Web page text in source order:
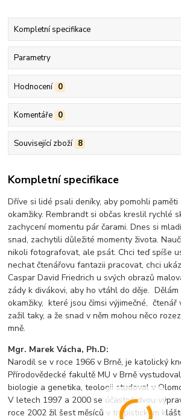
Kompletní specifikace
Parametry
Hodnocení 0
Komentáře 0
Související zboží 8
Kompletní specifikace
Dříve si lidé psali deníky, aby pomohli
okamžiky. Rembrandt si občas kreslil rychlé
zachycení momentu pár čarami. Dnes si
snad, zachytili důležité momenty života.
nikoli fotografovat, ale psát. Chci teď spíše
nechat čtenářovu fantazii pracovat, chci
Caspar David Friedrich u svých obrazů
zády k divákovi, aby ho vtáhl do děje.
okamžiky, které jsou čímsi výjimečné, čtenář
zažil taky, a že snad v něm mohou něco
mně.
Mgr. Marek Vácha, Ph.D:
Narodil se v roce 1966 v Brně, je katolický
Přírodovědecké fakultě MU v Brně
biologie a genetika, teologii studoval v
V letech 1997 a 2000 se účastnil dvou
roce 2002 žil šest měsíců v trapistickém